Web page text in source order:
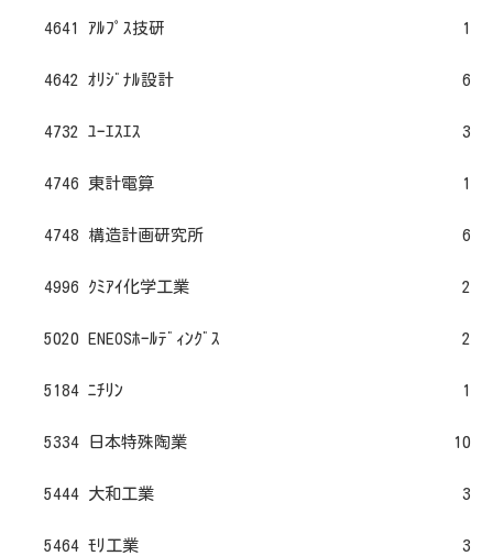
4641 ｱﾙﾌﾟｽ技研 1
4642 ｵﾘｼﾞﾅﾙ設計 6
4732 ﾕｰｴｽｴｽ 3
4746 東計電算 1
4748 構造計画研究所 6
4996 ｸﾐｱｲ化学工業 2
5020 ENEOSﾎｰﾙﾃﾞｨﾝｸﾞｽ 2
5184 ﾆﾁﾘﾝ 1
5334 日本特殊陶業 10
5444 大和工業 3
5464 ﾓﾘ工業 3